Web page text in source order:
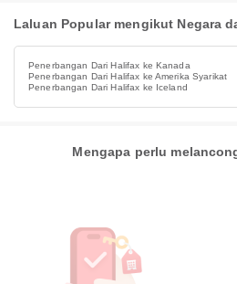
Laluan Popular mengikut Negara
Penerbangan Dari Halifax ke Kanada
Penerbangan Dari Halifax ke Amerika Syarikat
Penerbangan Dari Halifax ke Iceland
Mengapa perlu